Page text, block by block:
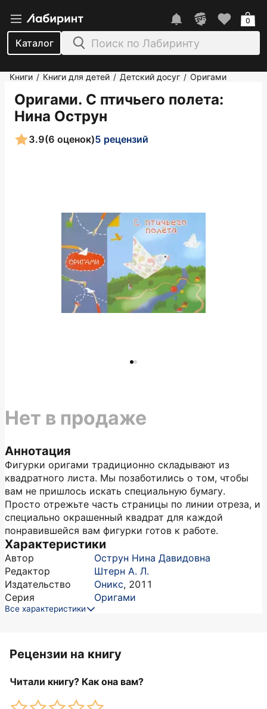
Каталог
0
Книги / Книги для детей / Детский досуг / Оригами
Оригами. С птичьего полета:
Нина Острун
3.9(6 оценок)5 рецензий
Аннотация
Фигурки оригами традиционно складывают из
квадратного листа. Мы позаботились о том, чтобы
вам не пришлось искать специальную бумагу.
Просто отрежьте часть страницы по линии отреза, и
специально окрашенный квадрат для каждой
понравившейся вам фигурки готов к работе.
Характеристики
Автор
Острун Нина Давидовна
Редактор
Штерн А. Л.
Издательство
Оникс, 2011
Серия
Оригами
Все характеристики
Нет в продаже
Рецензии на книгу
Читали книгу? Как она вам?